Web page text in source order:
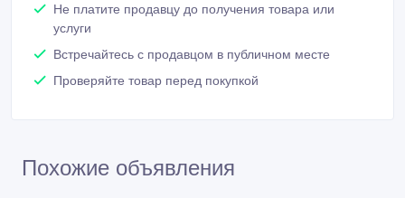
Не платите продавцу до получения товара или
услуги
Встречайтесь с продавцом в публичном месте
Проверяйте товар перед покупкой
Похожие объявления